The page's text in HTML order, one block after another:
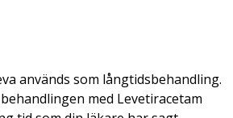
används som långtidsbehandling.
med Levetiracetam